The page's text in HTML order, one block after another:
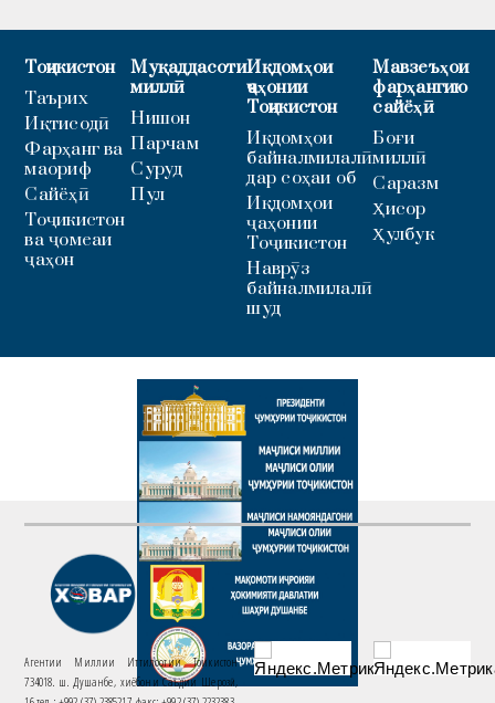
Тоҷикистон
Таърих
Иқтисодӣ
Фарҳанг ва
маориф
Сайёҳӣ
Тоҷикистон
ва ҷомеаи
ҷаҳон
Муқаддасоти
миллӣ
Нишон
Парчам
Суруд
Пул
Иқдомҳои
ҷаҳонии
Тоҷикистон
Иқдомҳои
байналмилалӣ
дар соҳаи об
Иқдомҳои
ҷаҳонии
Тоҷикистон
Наврӯз
байналмилалӣ
шуд
Мавзеъҳои
фарҳангию
сайёҳӣ
Боғи
миллӣ
Саразм
Ҳисор
Ҳулбук
Агентии Миллии Иттилоотии Тоҷикистон
734018. ш. Душанбе, хиёбони Саъдии Шерозӣ,